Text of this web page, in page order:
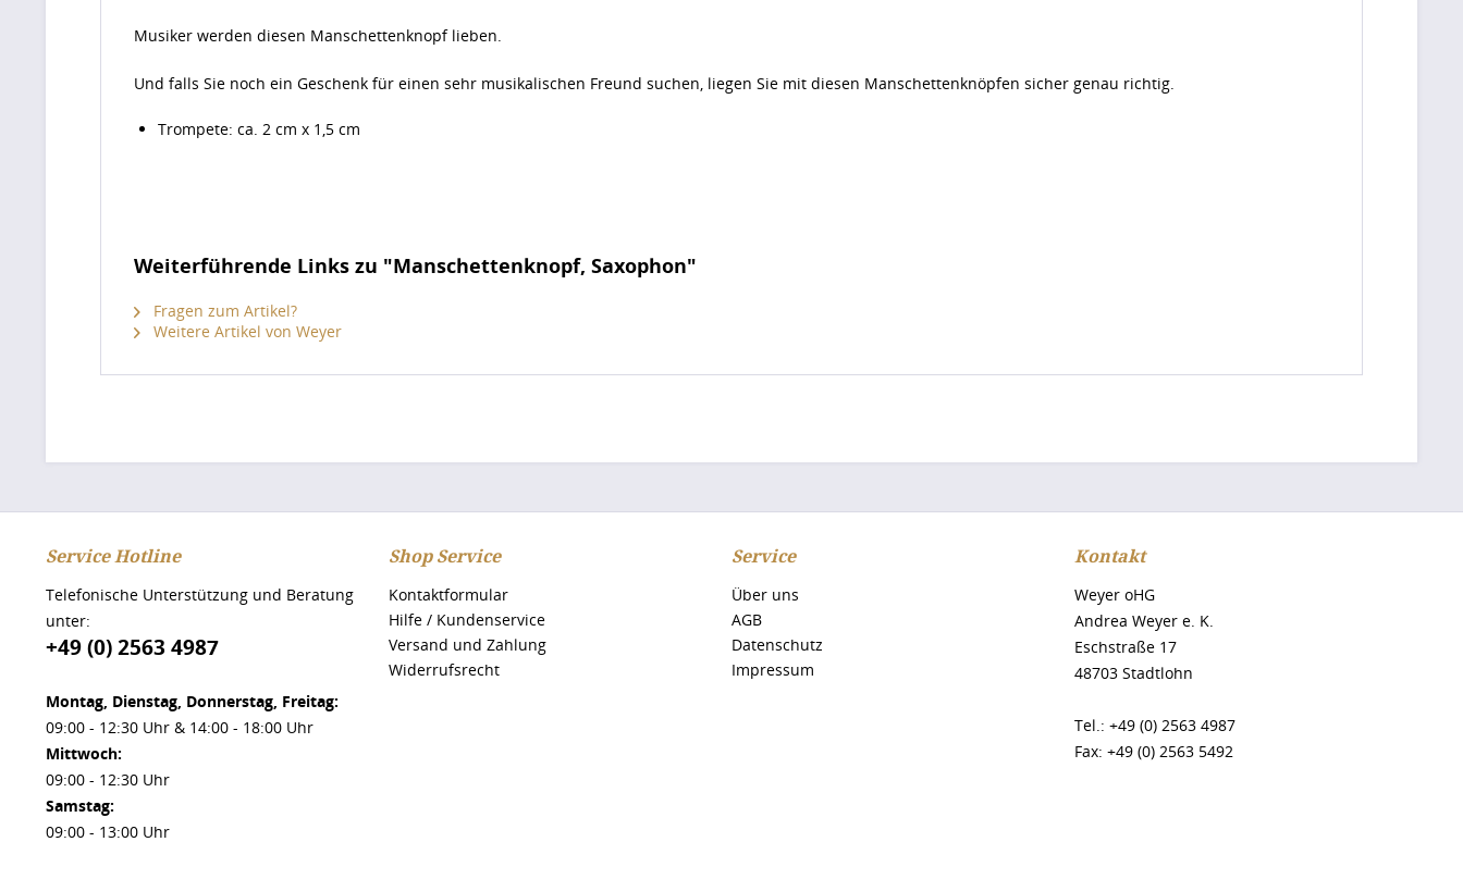
Musiker werden diesen Manschettenknopf lieben.
Und falls Sie noch ein Geschenk für einen sehr musikalischen Freund suchen, liegen Sie mit diesen Manschettenknöpfen sicher genau richtig.
Trompete: ca. 2 cm x 1,5 cm
Weiterführende Links zu "Manschettenknopf, Saxophon"
Fragen zum Artikel?
Weitere Artikel von Weyer
Service Hotline
Telefonische Unterstützung und Beratung
unter:
+49 (0) 2563 4987
Montag, Dienstag, Donnerstag, Freitag:
09:00 - 12:30 Uhr & 14:00 - 18:00 Uhr
Mittwoch:
09:00 - 12:30 Uhr
Samstag:
09:00 - 13:00 Uhr
Shop Service
Kontaktformular
Hilfe / Kundenservice
Versand und Zahlung
Widerrufsrecht
Service
Über uns
AGB
Datenschutz
Impressum
Kontakt
Weyer oHG
Andrea Weyer e. K.
Eschstraße 17
48703 Stadtlohn
Tel.: +49 (0) 2563 4987
Fax: +49 (0) 2563 5492